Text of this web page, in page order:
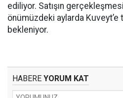
ediliyor. Satışın
önümüzdeki aylarda
bekleniyor.
HABERE YORUM KAT